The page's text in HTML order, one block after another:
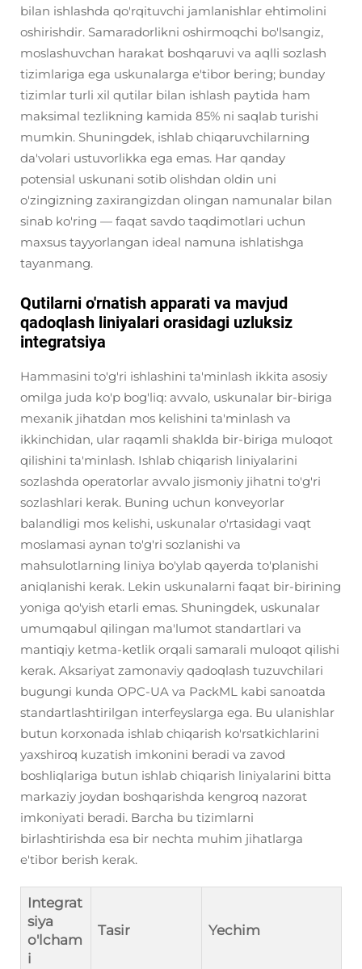
bilan ishlashda qo'rqituvchi jamlanishlar ehtimolini
oshirishdir. Samaradorlikni oshirmoqchi bo'lsangiz,
moslashuvchan harakat boshqaruvi va aqlli sozlash
tizimlariga ega uskunalarga e'tibor bering; bunday
tizimlar turli xil qutilar bilan ishlash paytida ham
maksimal tezlikning kamida 85% ni saqlab turishi
mumkin. Shuningdek, ishlab chiqaruvchilarning
da'volari ustuvorlikka ega emas. Har qanday
potensial uskunani sotib olishdan oldin uni
o'zingizning zaxirangizdan olingan namunalar bilan
sinab ko'ring — faqat savdo taqdimotlari uchun
maxsus tayyorlangan ideal namuna ishlatishga
tayanmang.
Qutilarni o'rnatish apparati va mavjud
qadoqlash liniyalari orasidagi uzluksiz
integratsiya
Hammasini to'g'ri ishlashini ta'minlash ikkita asosiy
omilga juda ko'p bog'liq: avvalo, uskunalar bir-biriga
mexanik jihatdan mos kelishini ta'minlash va
ikkinchidan, ular raqamli shaklda bir-biriga muloqot
qilishini ta'minlash. Ishlab chiqarish liniyalarini
sozlashda operatorlar avvalo jismoniy jihatni to'g'ri
sozlashlari kerak. Buning uchun konveyorlar
balandligi mos kelishi, uskunalar o'rtasidagi vaqt
moslamasi aynan to'g'ri sozlanishi va
mahsulotlarning liniya bo'ylab qayerda to'planishi
aniqlanishi kerak. Lekin uskunalarni faqat bir-birining
yoniga qo'yish etarli emas. Shuningdek, uskunalar
umumqabul qilingan ma'lumot standartlari va
mantiqiy ketma-ketlik orqali samarali muloqot qilishi
kerak. Aksariyat zamonaviy qadoqlash tuzuvchilari
bugungi kunda OPC-UA va PackML kabi sanoatda
standartlashtirilgan interfeyslarga ega. Bu ulanishlar
butun korxonada ishlab chiqarish ko'rsatkichlarini
yaxshiroq kuzatish imkonini beradi va zavod
boshliqlariga butun ishlab chiqarish liniyalarini bitta
markaziy joydan boshqarishda kengroq nazorat
imkoniyati beradi. Barcha bu tizimlarni
birlashtirishda esa bir nechta muhim jihatlarga
e'tibor berish kerak.
Integrat
siya
o'lcham
i
Tasir Yechim